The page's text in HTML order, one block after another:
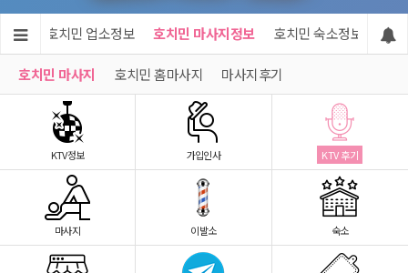
메인 호치민 업소정보 호치민 마사지정보 호치민 숙소정보 호
호치민 마사지 호치민 홈마사지 마사지후기
KTV정보 가입인사 KTV 후기
마사지 이발소 숙소